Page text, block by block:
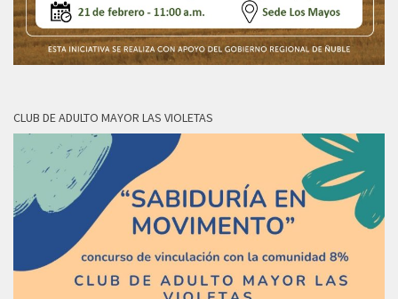
CLUB DE ADULTO MAYOR LAS VIOLETAS